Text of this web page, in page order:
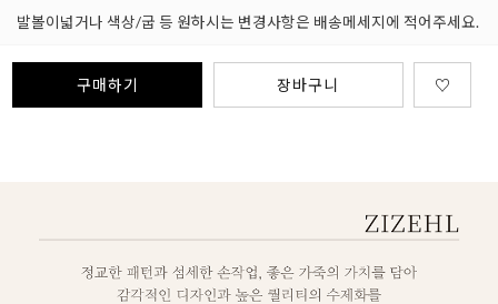
발볼이넓거나 색상/굽 등 원하시는 변경사항은 배송메세지에 적어주세요.
구매하기 장바구니 ♡